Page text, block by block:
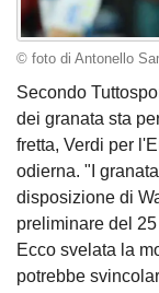
© foto di Antonello
Secondo
dei granata sta
fretta, Verdi per
odierna. "I
disposizione di
preliminare del
Ecco svelata la
potrebbe